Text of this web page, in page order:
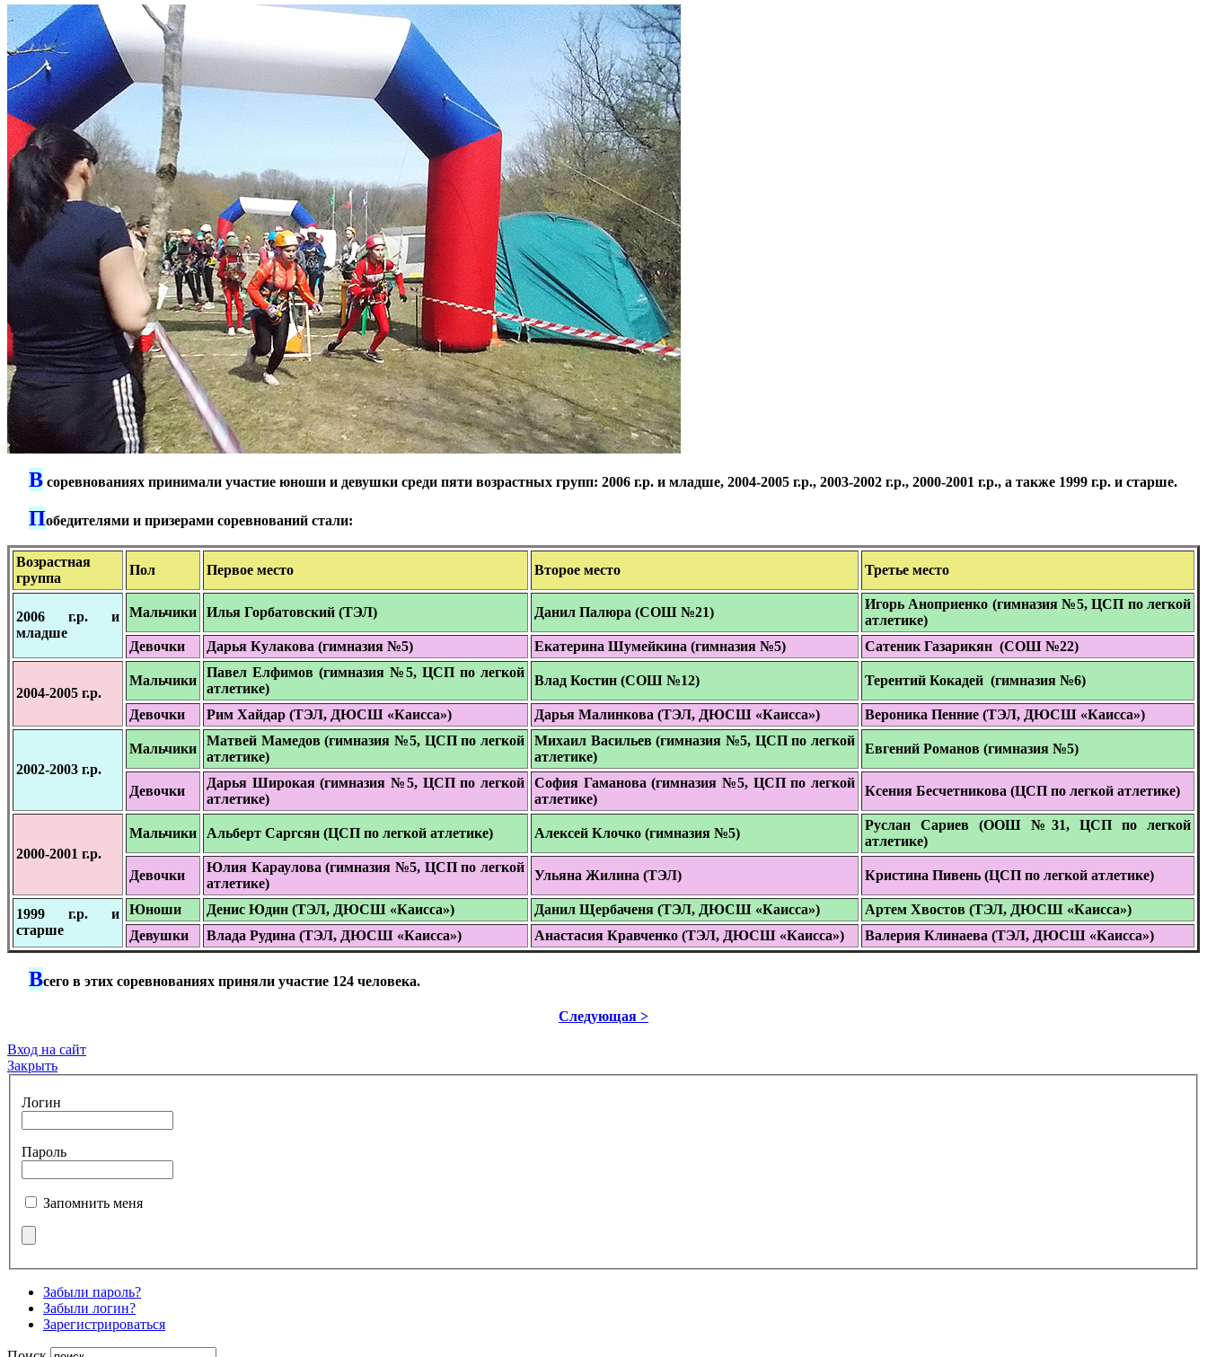
В соревнованиях принимали участие юноши и девушки среди пяти возрастных групп: 2006 г.р. и младше, 2004-2005 г.р., 2003-2002 г.р., 2000-2001 г.р., а также 1999 г.р. и старше.
Победителями и призерами соревнований стали:
Возрастная
группа
Пол Первое место Второе место Третье место
2006 г.р. и
младше
Мальчики Илья Горбатовский (ТЭЛ) Данил Палюра (СОШ №21)
Игорь Аноприенко (гимназия №5, ЦСП по легкой
атлетике)
Девочки
Дарья Кулакова (гимназия №5) Екатерина Шумейкина (гимназия №5) Сатеник Газарикян (СОШ №22)
2004-2005 г.р.
Мальчики
Павел Елфимов (гимназия №5, ЦСП по легкой
атлетике)
Влад Костин (СОШ №12) Терентий Кокадей (гимназия №6)
Девочки Рим Хайдар (ТЭЛ, ДЮСШ «Каисса») Дарья Малинкова (ТЭЛ, ДЮСШ «Каисса») Вероника Пенние (ТЭЛ, ДЮСШ «Каисса»)
2002-2003 г.р.
Мальчики
Матвей Мамедов (гимназия №5, ЦСП по легкой
атлетике)
Михаил Васильев (гимназия №5, ЦСП по легкой
атлетике)
Евгений Романов (гимназия №5)
Девочки
Дарья Широкая (гимназия №5, ЦСП по легкой
атлетике)
София Гаманова (гимназия №5, ЦСП по легкой
атлетике)
Ксения Бесчетникова (ЦСП по легкой атлетике)
2000-2001 г.р.
Мальчики Альберт Саргсян (ЦСП по легкой атлетике) Алексей Клочко (гимназия №5)
Руслан Сариев (ООШ №31, ЦСП по легкой
атлетике)
Девочки
Юлия Караулова (гимназия №5, ЦСП по легкой
атлетике)
Ульяна Жилина (ТЭЛ) Кристина Пивень (ЦСП по легкой атлетике)
1999 г.р. и
старше
Юноши Денис Юдин (ТЭЛ, ДЮСШ «Каисса») Данил Щербаченя (ТЭЛ, ДЮСШ «Каисса»)
Артем Хвостов (ТЭЛ, ДЮСШ «Каисса»)
Девушки
Влада Рудина (ТЭЛ, ДЮСШ «Каисса») Анастасия Кравченко (ТЭЛ, ДЮСШ «Каисса») Валерия Клинаева (ТЭЛ, ДЮСШ «Каисса»)
Всего в этих соревнованиях приняли участие 124 человека.
Следующая >
Вход на сайт
Закрыть
Логин
Пароль
Запомнить меня
Забыли пароль?
Забыли логин?
Зарегистрироваться